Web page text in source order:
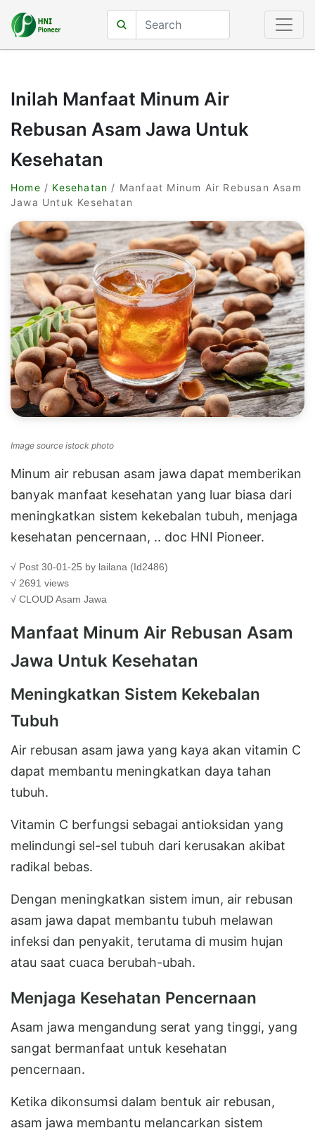
Inilah Manfaat Minum Air
Rebusan Asam Jawa Untuk
Kesehatan
Home / Kesehatan / Manfaat Minum Air Rebusan Asam
Jawa Untuk Kesehatan
Image source istock photo
Minum air rebusan asam jawa dapat memberikan
banyak manfaat kesehatan yang luar biasa dari
meningkatkan sistem kekebalan tubuh, menjaga
kesehatan pencernaan, .. doc HNI Pioneer.
√ Post 30-01-25 by lailana (Id2486)
√ 2691 views
√ CLOUDAsam Jawa
Manfaat Minum Air Rebusan Asam
Jawa Untuk Kesehatan
Meningkatkan Sistem Kekebalan
Tubuh
Air rebusan asam jawa yang kaya akan vitamin C
dapat membantu meningkatkan daya tahan
tubuh.
Vitamin C berfungsi sebagai antioksidan yang
melindungi sel-sel tubuh dari kerusakan akibat
radikal bebas.
Dengan meningkatkan sistem imun, air rebusan
asam jawa dapat membantu tubuh melawan
infeksi dan penyakit, terutama di musim hujan
atau saat cuaca berubah-ubah.
Menjaga Kesehatan Pencernaan
Asam jawa mengandung serat yang tinggi, yang
sangat bermanfaat untuk kesehatan
pencernaan.
Ketika dikonsumsi dalam bentuk air rebusan,
asam jawa membantu melancarkan sistem